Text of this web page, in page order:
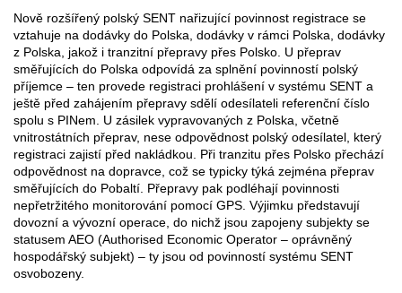
Nově rozšířený polský SENT nařizující povinnost registrace se
vztahuje na dodávky do Polska, dodávky v rámci Polska, dodávky
z Polska, jakož i tranzitní přepravy přes Polsko. U přeprav
směřujících do Polska odpovídá za splnění povinností polský
příjemce – ten provede registraci prohlášení v systému SENT a
ještě před zahájením přepravy sdělí odesílateli referenční číslo
spolu s PINem. U zásilek vypravovaných z Polska, včetně
vnitrostátních přeprav, nese odpovědnost polský odesílatel, který
registraci zajistí před nakládkou. Při tranzitu přes Polsko přechází
odpovědnost na dopravce, což se typicky týká zejména přeprav
směřujících do Pobaltí. Přepravy pak podléhají povinnosti
nepřetržitého monitorování pomocí GPS. Výjimku představují
dovozní a vývozní operace, do nichž jsou zapojeny subjekty se
statusem AEO (Authorised Economic Operator – oprávněný
hospodářský subjekt) – ty jsou od povinností systému SENT
osvobozeny.